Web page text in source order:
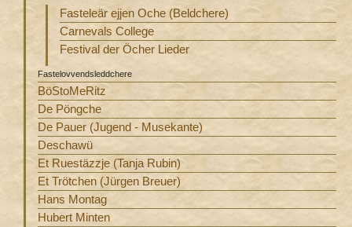
Fasteleär ejjen Oche (Beldchere)
Carnevals College
Festival der Öcher Lieder
Fastelovvendsleddchere
BöStoMeRitz
De Pöngche
De Pauer (Jugend - Musekante)
Deschawü
Et Ruestäzzje (Tanja Rubin)
Et Trötchen (Jürgen Breuer)
Hans Montag
Hubert Minten